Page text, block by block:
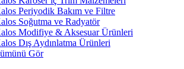
Periyodik Bakım ve Filtre
Soğutma ve Radyatör
Modifiye & Aksesuar Ürünleri
Dış Aydınlatma Ürünleri
Gör